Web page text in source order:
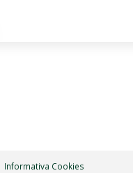
Informativa Cookies